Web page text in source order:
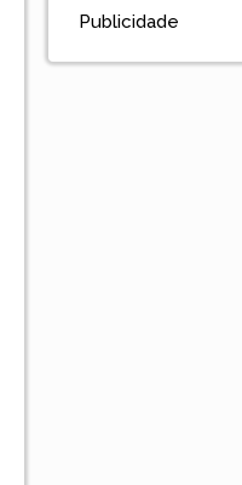
Publicidade